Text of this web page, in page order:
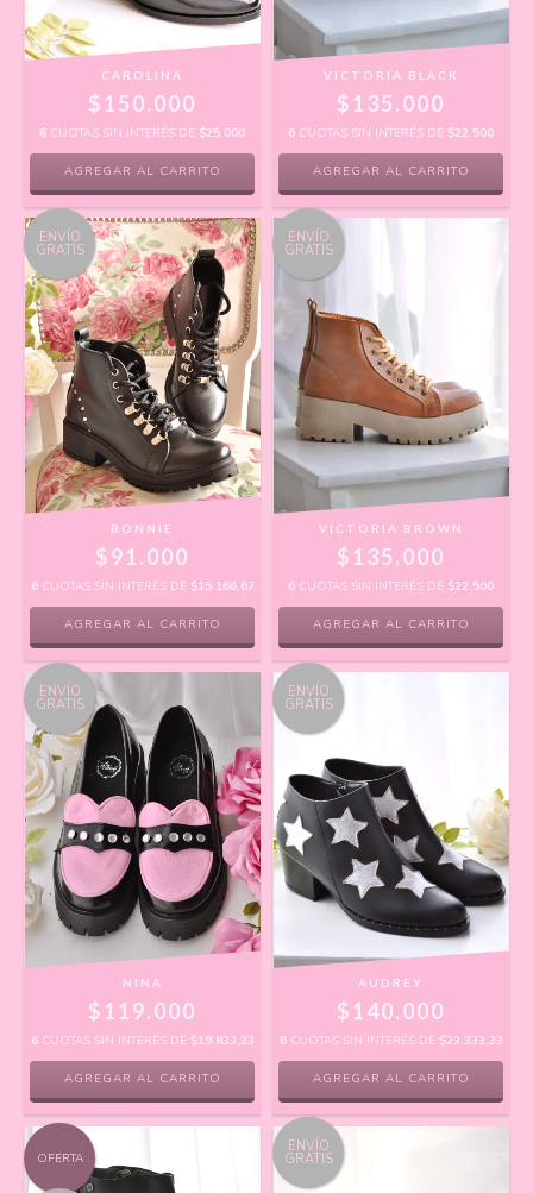
CAROLINA
$150.000
6 CUOTAS SIN INTERÉS DE $25.000
AGREGAR AL CARRITO
VICTORIA BLACK
$135.000
6 CUOTAS SIN INTERÉS DE $22.500
AGREGAR AL CARRITO
ENVÍO
GRATIS
BONNIE
$91.000
6 CUOTAS SIN INTERÉS DE $15.166,67
AGREGAR AL CARRITO
ENVÍO
GRATIS
VICTORIA BROWN
$135.000
6 CUOTAS SIN INTERÉS DE $22.500
AGREGAR AL CARRITO
ENVÍO
GRATIS
NINA
$119.000
6 CUOTAS SIN INTERÉS DE $19.833,33
AGREGAR AL CARRITO
ENVÍO
GRATIS
AUDREY
$140.000
6 CUOTAS SIN INTERÉS DE $23.333,33
AGREGAR AL CARRITO
OFERTA
ENVÍO
GRATIS